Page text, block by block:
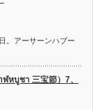
。アーサーンハブー
หบูชา 三宝節）7、